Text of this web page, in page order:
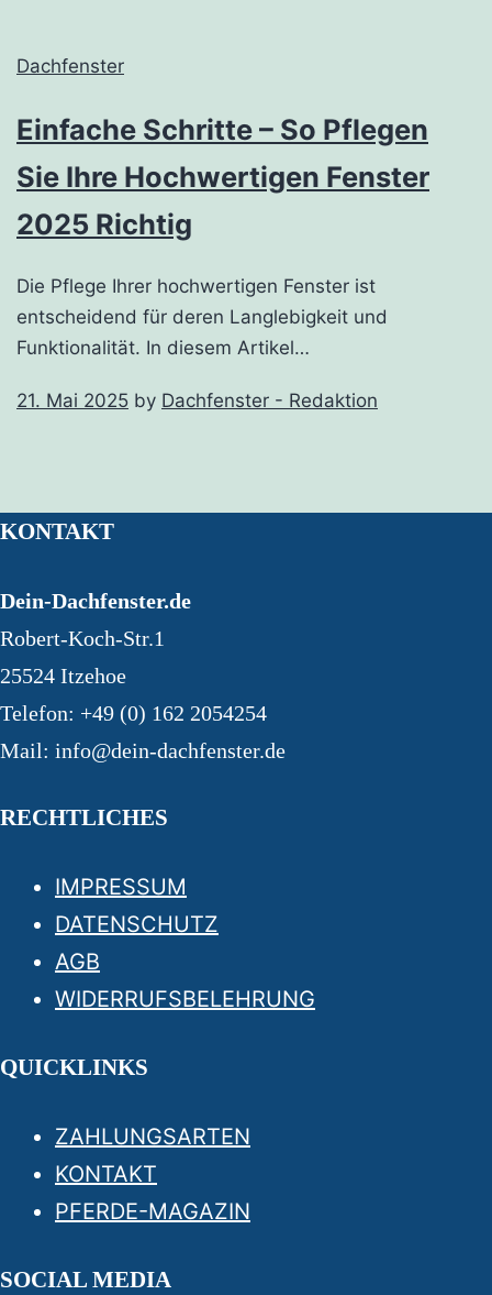
Dachfenster
Einfache Schritte – So Pflegen
Sie Ihre Hochwertigen Fenster
2025 Richtig
Die Pflege Ihrer hochwertigen Fenster ist
entscheidend für deren Langlebigkeit und
Funktionalität. In diesem Artikel…
21. Mai 2025 by Dachfenster - Redaktion
KONTAKT
Dein-Dachfenster.de
Robert-Koch-Str.1
25524 Itzehoe
Telefon: +49 (0) 162 2054254
Mail: info@dein-dachfenster.de
RECHTLICHES
IMPRESSUM
DATENSCHUTZ
AGB
WIDERRUFSBELEHRUNG
QUICKLINKS
ZAHLUNGSARTEN
KONTAKT
PFERDE-MAGAZIN
SOCIAL MEDIA